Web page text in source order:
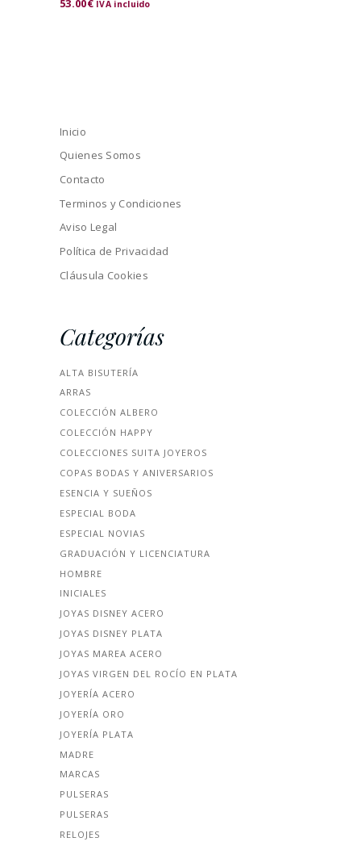
53.00€ IVA incluido
Inicio
Quienes Somos
Contacto
Terminos y Condiciones
Aviso Legal
Política de Privacidad
Cláusula Cookies
Categorías
ALTA BISUTERÍA
ARRAS
COLECCIÓN ALBERO
COLECCIÓN HAPPY
COLECCIONES SUITA JOYEROS
COPAS BODAS Y ANIVERSARIOS
ESENCIA Y SUEÑOS
ESPECIAL BODA
ESPECIAL NOVIAS
GRADUACIÓN Y LICENCIATURA
HOMBRE
INICIALES
JOYAS DISNEY ACERO
JOYAS DISNEY PLATA
JOYAS MAREA ACERO
JOYAS VIRGEN DEL ROCÍO EN PLATA
JOYERÍA ACERO
JOYERÍA ORO
JOYERÍA PLATA
MADRE
MARCAS
PULSERAS
PULSERAS
RELOJES